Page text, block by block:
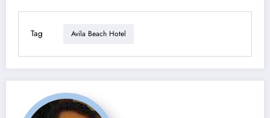
Tag Avila Beach Hotel